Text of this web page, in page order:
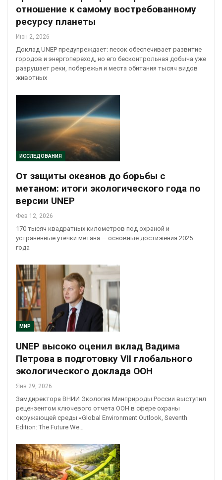
отношение к самому востребованному
ресурсу планеты
Июн 2, 2026
Доклад UNEP предупреждает: песок обеспечивает развитие
городов и энергопереход, но его бесконтрольная добыча уже
разрушает реки, побережья и места обитания тысяч видов
животных
ИССЛЕДОВАНИЯ
От защиты океанов до борьбы с
метаном: итоги экологического года по
версии UNEP
Фев 12, 2026
170 тысяч квадратных километров под охраной и
устранённые утечки метана — основные достижения 2025
года
МИР
UNEP высоко оценил вклад Вадима
Петрова в подготовку VII глобального
экологического доклада ООН
Янв 29, 2026
Замдиректора ВНИИ Экология Минприроды России выступил
рецензентом ключевого отчета ООН в сфере охраны
окружающей среды «Global Environment Outlook, Seventh
Edition: The Future We…